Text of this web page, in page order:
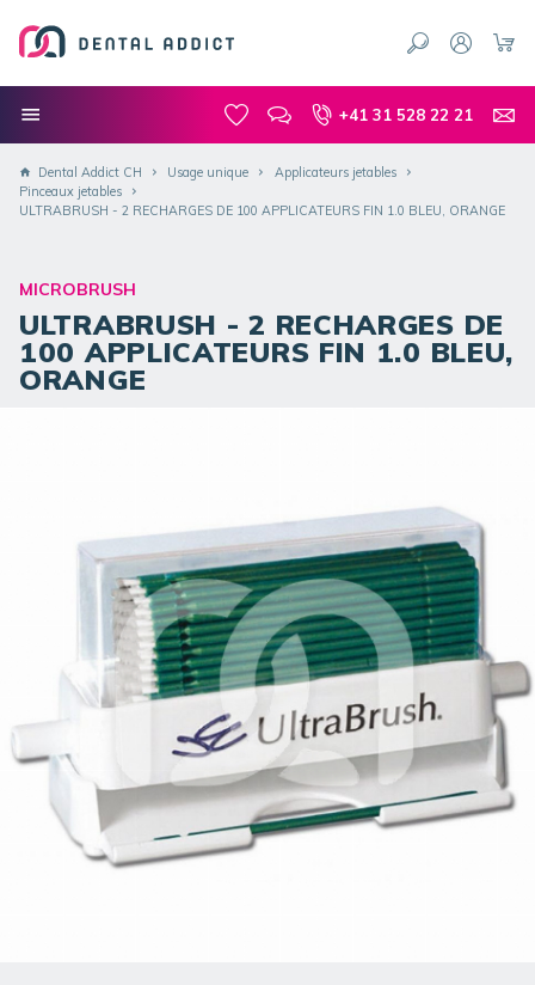
+41 31 528 22 21
Dental Addict CH Usage unique
Applicateurs jetables
Pinceaux jetables
ULTRABRUSH - 2 RECHARGES DE 100 APPLICATEURS FIN 1.0 BLEU, ORANGE
MICROBRUSH
ULTRABRUSH - 2 RECHARGES DE
100 APPLICATEURS FIN 1.0 BLEU,
ORANGE